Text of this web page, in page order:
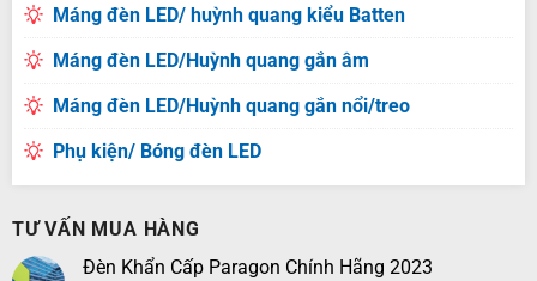
Máng đèn LED/ huỳnh quang kiểu Batten
Máng đèn LED/Huỳnh quang gắn âm
Máng đèn LED/Huỳnh quang gắn nổi/treo
Phụ kiện/ Bóng đèn LED
TƯ VẤN MUA HÀNG
Đèn Khẩn Cấp Paragon Chính Hãng 2023